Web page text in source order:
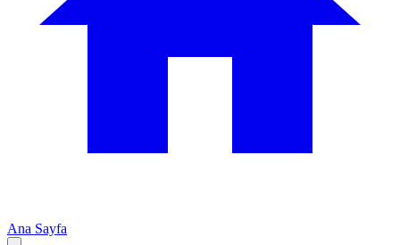
Ana Sayfa